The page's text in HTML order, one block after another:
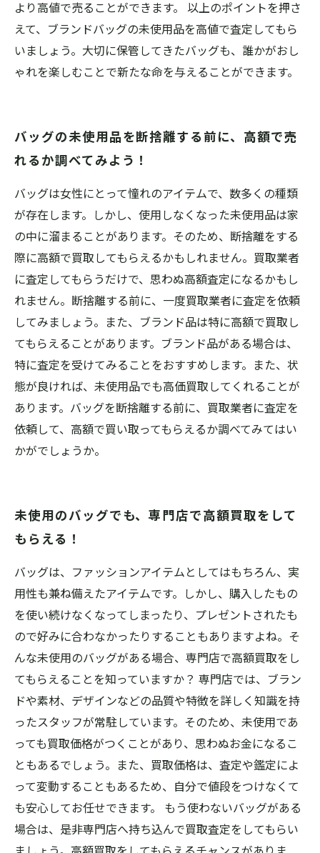
より高値で売ることができます。 以上のポイントを押さ
えて、ブランドバッグの未使用品を高値で査定してもら
いましょう。大切に保管してきたバッグも、誰かがおし
ゃれを楽しむことで新たな命を与えることができます。
バッグの未使用品を断捨離する前に、高額で売
れるか調べてみよう！
バッグは女性にとって憧れのアイテムで、数多くの種類
が存在します。しかし、使用しなくなった未使用品は家
の中に溜まることがあります。そのため、断捨離をする
際に高額で買取してもらえるかもしれません。買取業者
に査定してもらうだけで、思わぬ高額査定になるかもし
れません。断捨離する前に、一度買取業者に査定を依頼
してみましょう。また、ブランド品は特に高額で買取し
てもらえることがあります。ブランド品がある場合は、
特に査定を受けてみることをおすすめします。また、状
態が良ければ、未使用品でも高価買取してくれることが
あります。バッグを断捨離する前に、買取業者に査定を
依頼して、高額で買い取ってもらえるか調べてみてはい
かがでしょうか。
未使用のバッグでも、専門店で高額買取をして
もらえる！
バッグは、ファッションアイテムとしてはもちろん、実
用性も兼ね備えたアイテムです。しかし、購入したもの
を使い続けなくなってしまったり、プレゼントされたも
ので好みに合わなかったりすることもありますよね。そ
んな未使用のバッグがある場合、専門店で高額買取をし
てもらえることを知っていますか？ 専門店では、ブラン
ドや素材、デザインなどの品質や特徴を詳しく知識を持
ったスタッフが常駐しています。そのため、未使用であ
っても買取価格がつくことがあり、思わぬお金になるこ
ともあるでしょう。また、買取価格は、査定や鑑定によ
って変動することもあるため、自分で値段をつけなくて
も安心してお任せできます。 もう使わないバッグがある
場合は、是非専門店へ持ち込んで買取査定をしてもらい